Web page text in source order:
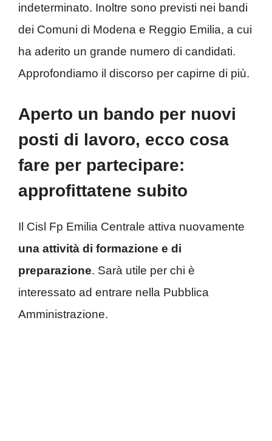
indeterminato. Inoltre sono previsti nei bandi
dei Comuni di Modena e Reggio Emilia, a cui
ha aderito un grande numero di candidati.
Approfondiamo il discorso per capirne di più.
Aperto un bando per nuovi
posti di lavoro, ecco cosa
fare per partecipare:
approfittatene subito
Il Cisl Fp Emilia Centrale attiva nuovamente
una attività di formazione e di
preparazione. Sarà utile per chi è
interessato ad entrare nella Pubblica
Amministrazione.